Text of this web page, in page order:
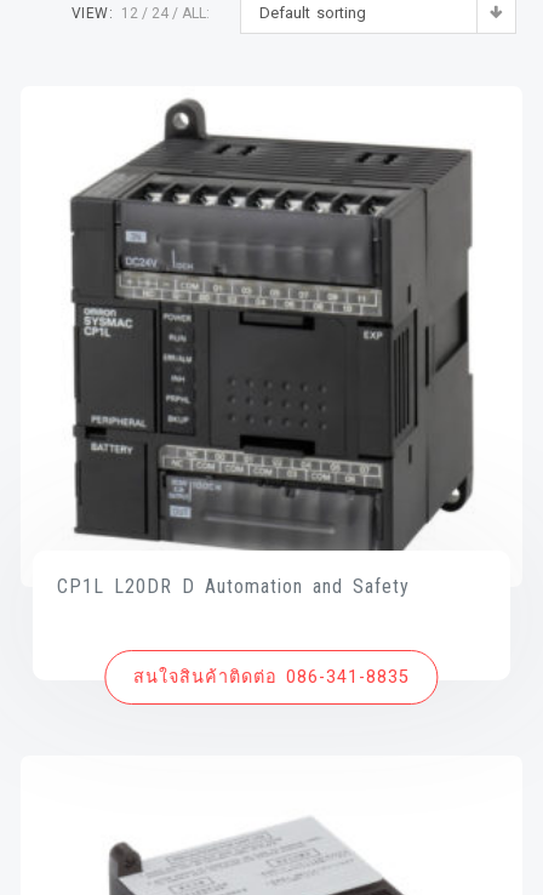
Default sorting
VIEW: 12 24 ALL:
CP1L L20DR D Automation and Safety
สนใจสินค้าติดต่อ 086-341-8835